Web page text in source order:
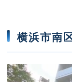
横浜市南